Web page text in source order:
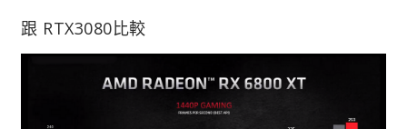
跟 RTX3080比較